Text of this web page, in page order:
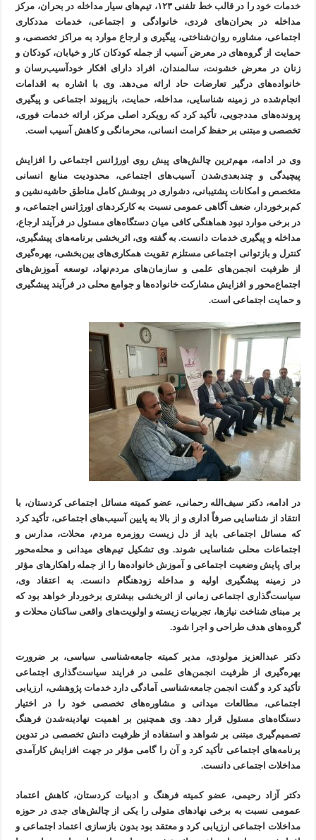
خدمات خود را در قالب خط تلفنی ۱۲۳، تیم‌های سیار مداخله در بحران، مرکز
مداخله در بحران‌های فردی، خانوادگی و اجتماعی، خدمات مددکاری
اجتماعی، مشاوره روان‌شناختی، پیگیری و ارجاع موارد به مراکز تخصصی، و
حمایت از گروه‌های در معرض آسیب از جمله کودکان کار و خیابان، کودکان و
زنان در معرض خشونت، سالمندان، افراد دارای افکار خودآسیب‌رسان و
خانواده‌های درگیر تعارضات حاد ارائه می‌دهد. وی با اشاره به اقدامات
انجام‌شده در زمینه شناسایی، مداخله، حمایت، بازپیوند اجتماعی و پیگیری
پرونده‌های مددجویی، تأکید کرد که رویکرد اصلی مرکز، ارائه خدمات فوری،
تخصصی و مبتنی بر حفظ کرامت انسانی، محرمانگی و کاهش آسیب است.
وی در ادامه، مهم‌ترین چالش‌های پیش روی اورژانس اجتماعی را افزایش
پیچیدگی و چندبعدی‌شدن آسیب‌های اجتماعی، محدودیت منابع انسانی
متخصص و امکانات پشتیبانی، دشواری در پوشش کامل مناطق حاشیه‌نشین و
کم‌برخوردار، ضعف آگاهی عمومی نسبت به کارکردهای اورژانس اجتماعی، و
در برخی موارد نبود هماهنگی کافی میان دستگاه‌های مسئول در فرآیند ارجاع،
مداخله و پیگیری خدمات دانست. به گفته وی، اثربخشی برنامه‌های پیشگیری،
کنترل و بازتوانی اجتماعی مستلزم تقویت همکاری‌های بین‌بخشی، بهره‌گیری
از ظرفیت انجمن‌های علمی و سازمان‌های مردم‌نهاد، توسعه آموزش‌های
اجتماع‌محور و افزایش مشارکت خانواده‌ها و جوامع محلی در فرآیند پیشگیری
و حمایت اجتماعی است.
در ادامه، دکتر سیف‌الله رحمانی، عضو کمیته مسائل اجتماعی کردستان، با
انتقاد از شناسایی صرفاً اداری و از بالا به پایین آسیب‌های اجتماعی، تأکید کرد
که مسائل اجتماعی باید از دل زیست روزمره مردم، محلات، مدارس و
اجتماعات محلی شناسایی شوند. وی تشکیل تیم‌های میدانی و محله‌محور
برای پایش وضعیت اجتماعی و آموزش خانواده‌ها را از جمله راهکارهای مؤثر
در زمینه پیشگیری اولیه و مداخله زودهنگام دانست. به اعتقاد وی،
سیاست‌گذاری اجتماعی زمانی از اثربخشی بیشتری برخوردار خواهد بود که
بر مبنای شناخت نیازها، تجربیات زیسته و اولویت‌های واقعی ساکنان محلات و
گروه‌های هدف طراحی و اجرا شود.
دکتر عبدالعزیز مولودی، مدیر کمیته جامعه‌شناسی سیاسی، بر ضرورت
بهره‌گیری از ظرفیت انجمن‌های علمی در فرایند سیاست‌گذاری اجتماعی
تأکید کرد و گفت انجمن جامعه‌شناسی آمادگی دارد خدمات پژوهشی، ارزیابی
اجتماعی، مطالعات میدانی و مشاوره‌های تخصصی خود را در اختیار
دستگاه‌های مسئول قرار دهد. وی همچنین بر اهمیت نهادینه‌شدن فرهنگ
تصمیم‌گیری مبتنی بر شواهد و استفاده از ظرفیت دانش تخصصی در تدوین
برنامه‌های اجتماعی تأکید کرد و آن را گامی مؤثر در جهت افزایش کارآمدی
مداخلات اجتماعی دانست.
دکتر آزاد رحیمی، عضو کمیته فرهنگ و ادبیات کردستان، کاهش اعتماد
عمومی نسبت به برخی نهادهای متولی را یکی از چالش‌های جدی در حوزه
مداخلات اجتماعی ارزیابی کرد و معتقد بود بدون بازسازی اعتماد اجتماعی و